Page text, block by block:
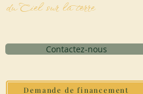
du Ciel sur la terre
Contactez-nous
Demande de financement